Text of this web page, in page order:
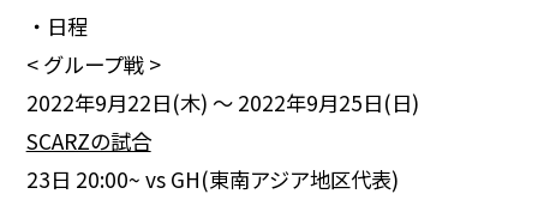
・日程
< グループ戦 >
2022年9月22日(木) 〜 2022年9月25日(日)
SCARZの試合
23日 20:00~ vs GH(東南アジア地区代表)